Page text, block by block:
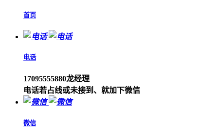
首页
电话
17095555880龙经理
电话若占线或未接到、就加下微信
微信